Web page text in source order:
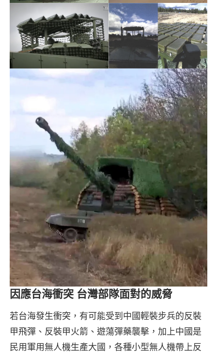
因應台海衝突 台灣部隊面對的威脅
若台海發生衝突，有可能受到中國輕裝步兵的反裝
甲飛彈、反裝甲火箭、遊蕩彈藥襲擊，加上中國是
民用軍用無人機生產大國，各種小型無人機帶上反